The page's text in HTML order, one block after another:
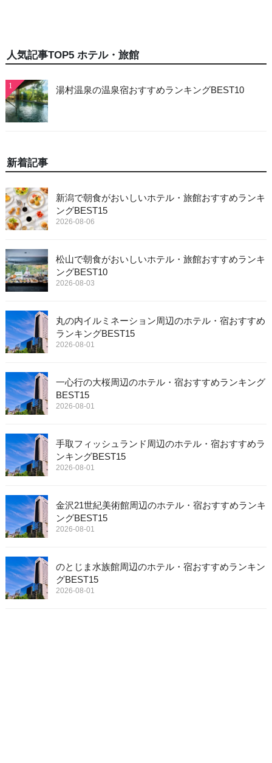
人気記事TOP5 ホテル・旅館
1 湯村温泉の温泉宿おすすめランキングBEST10
新着記事
新潟で朝食がおいしいホテル・旅館おすすめランキ
ングBEST15
2026-08-06
松山で朝食がおいしいホテル・旅館おすすめランキ
ングBEST10
2026-08-03
丸の内イルミネーション周辺のホテル・宿おすすめ
ランキングBEST15
2026-08-01
一心行の大桜周辺のホテル・宿おすすめランキング
BEST15
2026-08-01
手取フィッシュランド周辺のホテル・宿おすすめラ
ンキングBEST15
2026-08-01
金沢21世紀美術館周辺のホテル・宿おすすめランキ
ングBEST15
2026-08-01
のとじま水族館周辺のホテル・宿おすすめランキン
グBEST15
2026-08-01